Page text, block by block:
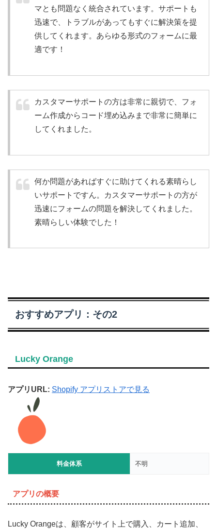
マとも問題なく統合されています。サポートも
迅速で、トラブルがあってもすぐに解決策を提
供してくれます。あらゆる形式のフォームに最
適です！
カスタマーサポートの方は非常に親切で、フォ
ーム作成からコード埋め込みまで非常に簡単に
してくれました。
何か問題があればすぐに助けてくれる素晴らし
いサポートですん。カスタマーサポートの方が
迅速にフォームの問題を解決してくれました。
素晴らしい体験でした！
おすすめアプリ：その2
Lucky Orange
アプリURL: Shopify アプリストアで見る
料金体系 不明
アプリの概要
Lucky Orangeは、顧客がサイト上で購入、カート追加、